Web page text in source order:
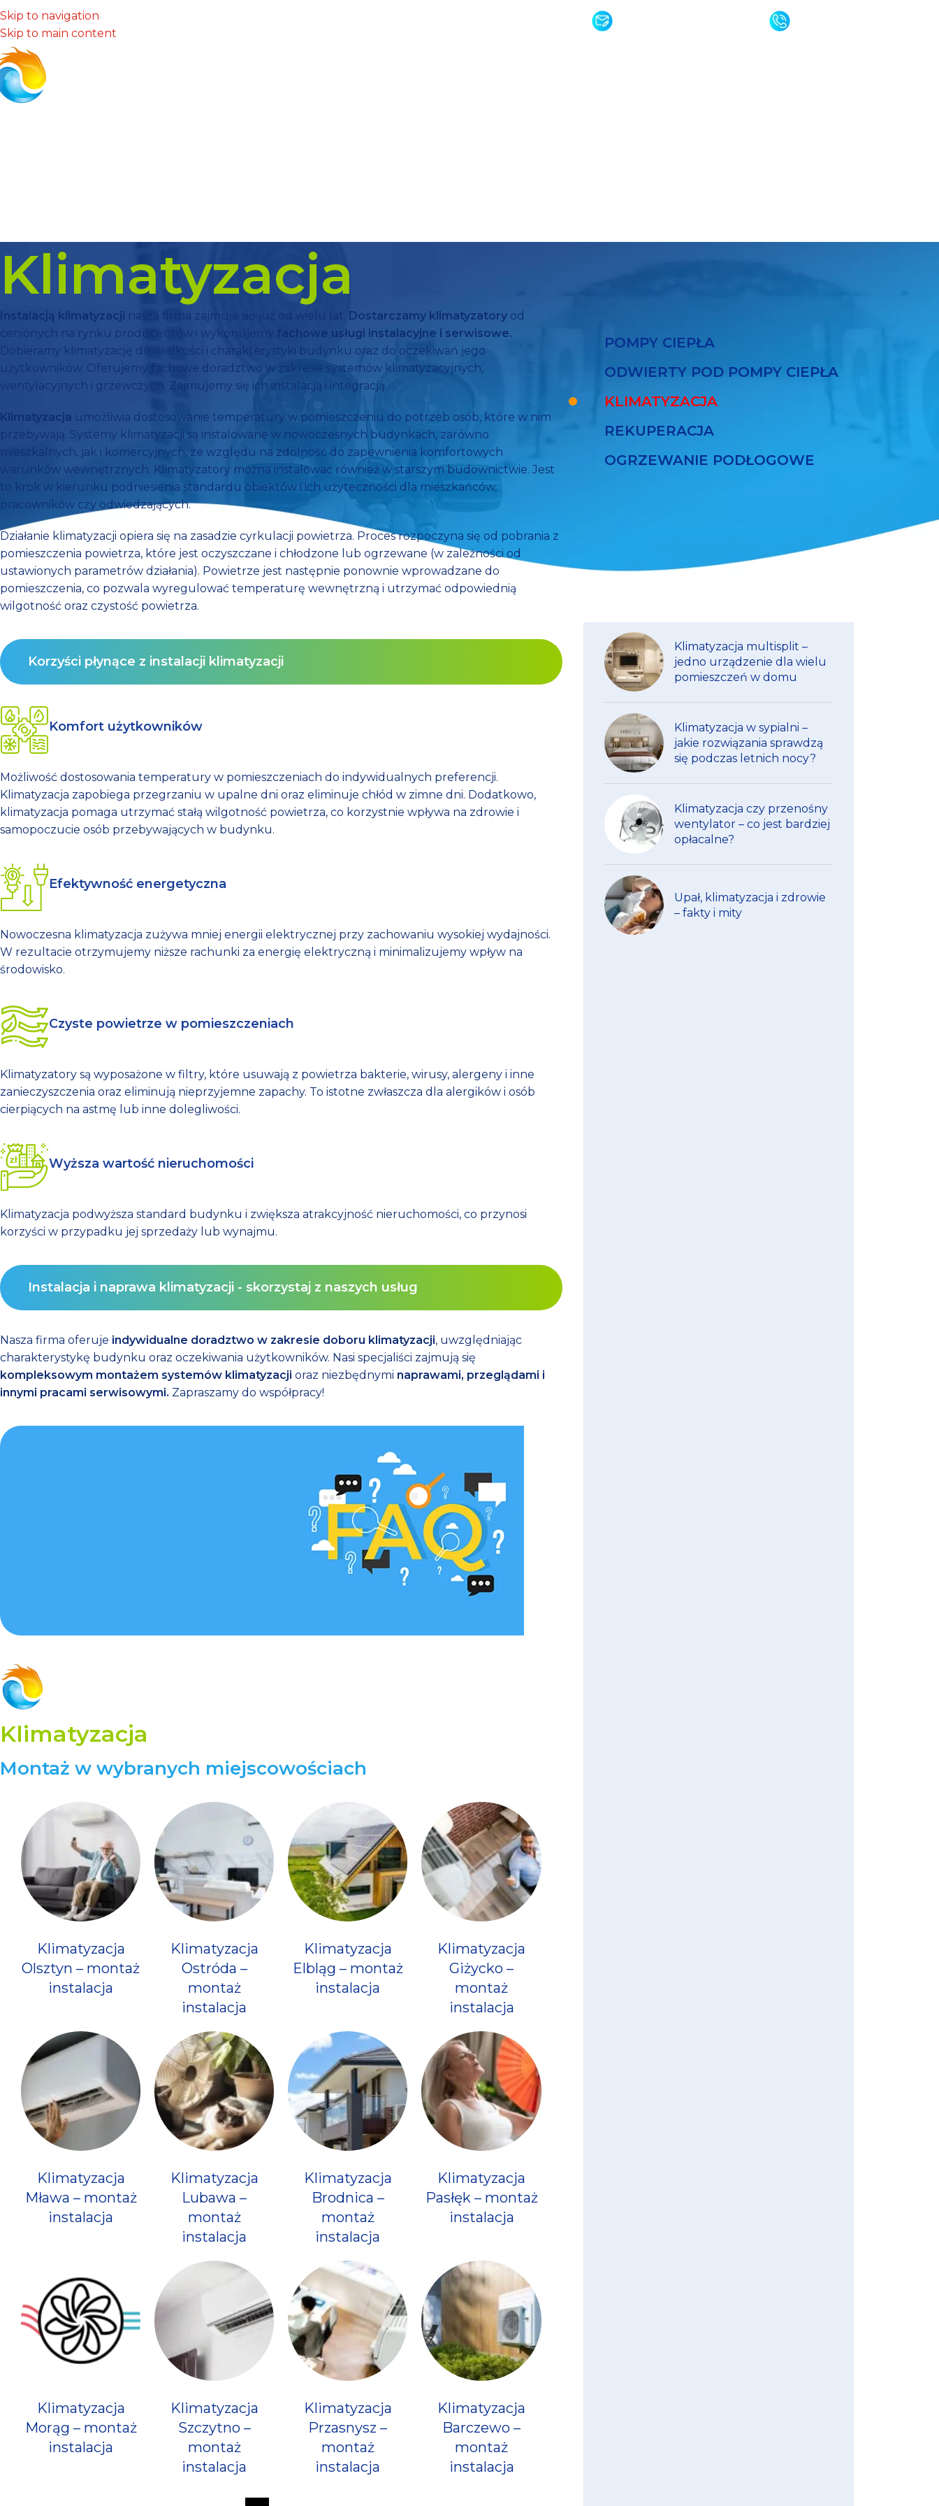
Skip to navigation
Skip to main content
Klimatyzacja
Instalacją klimatyzacji nasza firma zajmuje się już od wielu lat. Dostarczamy klimatyzatory od
cenionych na rynku producentów i wykonujemy
fachowe usługi instalacyjne i serwisowe.
Dobieramy klimatyzację do wielkości i charakterystyki budynku oraz do oczekiwań jego
użytkowników. Oferujemy fachowe doradztwo w zakresie systemów klimatyzacyjnych,
wentylacyjnych i grzewczych. Zajmujemy się ich instalacją i integracją.
Klimatyzacja umożliwia dostosowanie temperatury w pomieszczeniu do potrzeb osób, które w nim
przebywają. Systemy klimatyzacji są instalowane w nowoczesnych budynkach, zarówno
mieszkalnych, jak i komercyjnych, ze względu na zdolność do zapewnienia komfortowych
warunków wewnętrznych. Klimatyzatory można instalować również w starszym budownictwie. Jest
to krok w kierunku podniesienia standardu obiektów i ich użyteczności dla mieszkańców,
pracowników czy odwiedzających.
Działanie klimatyzacji opiera się na zasadzie cyrkulacji powietrza. Proces rozpoczyna się od pobrania z
pomieszczenia powietrza, które jest oczyszczane i chłodzone lub ogrzewane (w zależności od
ustawionych parametrów działania). Powietrze jest następnie ponownie wprowadzane do
pomieszczenia, co pozwala wyregulować temperaturę wewnętrzną i utrzymać odpowiednią
wilgotność oraz czystość powietrza.
Korzyści płynące z instalacji klimatyzacji
Komfort użytkowników
Możliwość dostosowania temperatury w pomieszczeniach do indywidualnych preferencji.
Klimatyzacja zapobiega przegrzaniu w upalne dni oraz eliminuje chłód w zimne dni. Dodatkowo,
klimatyzacja pomaga utrzymać stałą wilgotność powietrza, co korzystnie wpływa na zdrowie i
samopoczucie osób przebywających w budynku.
Efektywność energetyczna
Nowoczesna klimatyzacja zużywa mniej energii elektrycznej przy zachowaniu wysokiej wydajności.
W rezultacie otrzymujemy niższe rachunki za energię elektryczną i minimalizujemy wpływ na
środowisko.
Czyste powietrze w pomieszczeniach
Klimatyzatory są wyposażone w filtry, które usuwają z powietrza bakterie, wirusy, alergeny i inne
zanieczyszczenia oraz eliminują nieprzyjemne zapachy. To istotne zwłaszcza dla alergików i osób
cierpiących na astmę lub inne dolegliwości.
Wyższa wartość nieruchomości
Klimatyzacja podwyższa standard budynku i zwiększa atrakcyjność nieruchomości, co przynosi
korzyści w przypadku jej sprzedaży lub wynajmu.
Instalacja i naprawa klimatyzacji - skorzystaj z naszych usług
Nasza firma oferuje indywidualne doradztwo w zakresie doboru klimatyzacji, uwzględniając
charakterystykę budynku oraz oczekiwania użytkowników. Nasi specjaliści zajmują się
kompleksowym montażem systemów klimatyzacji oraz niezbędnymi naprawami, przeglądami i
innymi pracami serwisowymi. Zapraszamy do współpracy!
FAQ
pytania na temat instalacji i
użytkowania klimatyzacji
Klimatyzacja
Montaż w wybranych miejscowościach
Klimatyzacja
Olsztyn – montaż
instalacja
Klimatyzacja
Ostróda –
montaż
instalacja
Klimatyzacja
Elbląg – montaż
instalacja
Klimatyzacja
Giżycko –
montaż
instalacja
Klimatyzacja
Mława – montaż
instalacja
Klimatyzacja
Lubawa –
montaż
instalacja
Klimatyzacja
Brodnica –
montaż
instalacja
Klimatyzacja
Pasłęk – montaż
instalacja
Klimatyzacja
Morąg – montaż
instalacja
Klimatyzacja
Szczytno –
montaż
instalacja
Klimatyzacja
Przasnysz –
montaż
instalacja
Klimatyzacja
Barczewo –
montaż
instalacja
POMPY CIEPŁA
ODWIERTY POD POMPY CIEPŁA
KLIMATYZACJA
REKUPERACJA
OGRZEWANIE PODŁOGOWE
Program Czyste Powietrze –
Klimatyzacja multisplit –
jedno urządzenie dla wielu
pomieszczeń w domu
Klimatyzacja w sypialni –
jakie rozwiązania sprawdzą
się podczas letnich nocy?
Klimatyzacja czy przenośny
wentylator – co jest bardziej
opłacalne?
Upał, klimatyzacja i zdrowie
– fakty i mity